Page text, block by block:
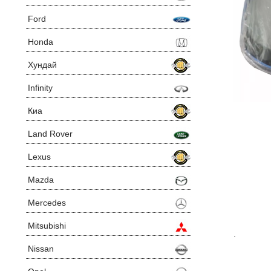
Ford
Honda
Хундай
Infinity
Киа
Land Rover
Lexus
Mazda
Mercedes
Mitsubishi
Nissan